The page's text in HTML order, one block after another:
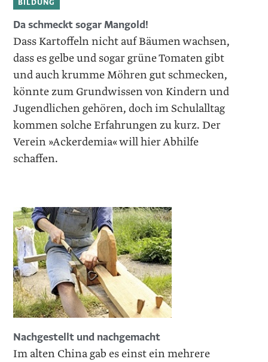
BILDUNG
Da schmeckt sogar Mangold!
Dass Kartoffeln nicht auf Bäumen wachsen,
dass es gelbe und sogar grüne Tomaten gibt
und auch krumme Möhren gut schmecken,
könnte zum Grundwissen von Kindern und
Jugendlichen gehören, doch im Schulalltag
kommen solche Erfahrungen zu kurz. Der
Verein »Ackerdemia« will hier Abhilfe
schaffen.
Nachgestellt und nachgemacht
Im alten China gab es einst ein mehrere